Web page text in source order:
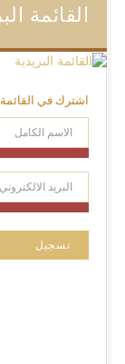
القائمة
اشترك في القائمة